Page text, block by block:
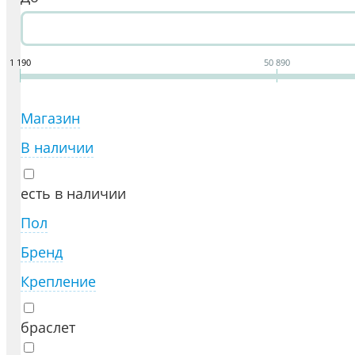
1 190 50 890
Магазин
В наличии
есть в наличии
Пол
Бренд
Крепление
браслет